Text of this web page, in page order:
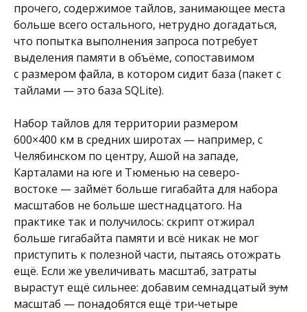
прочего, содержимое тайлов, занимающее места
больше всего остального, нетрудно догадаться,
что попытка выполнения запроса потребует
выделения памяти в объёме, сопоставимом
с размером файла, в котором сидит база (пакет с
тайлами — это база SQLite).
Набор тайлов для территории размером
600×400 км в средних широтах — например, с
Челябинском по центру, Ашой на западе,
Карталами на юге и Тюменью на северо-
востоке — займёт больше гигабайта для набора
масштабов не больше шестнадцатого. На
практике так и получилось: скрипт отжирал
больше гигабайта памяти и всё никак не мог
приступить к полезной части, пытаясь отожрать
ещё. Если же увеличивать масштаб, затраты
вырастут ещё сильнее: добавим семнадцатый зум
масштаб — понадобятся ещё три-четыре